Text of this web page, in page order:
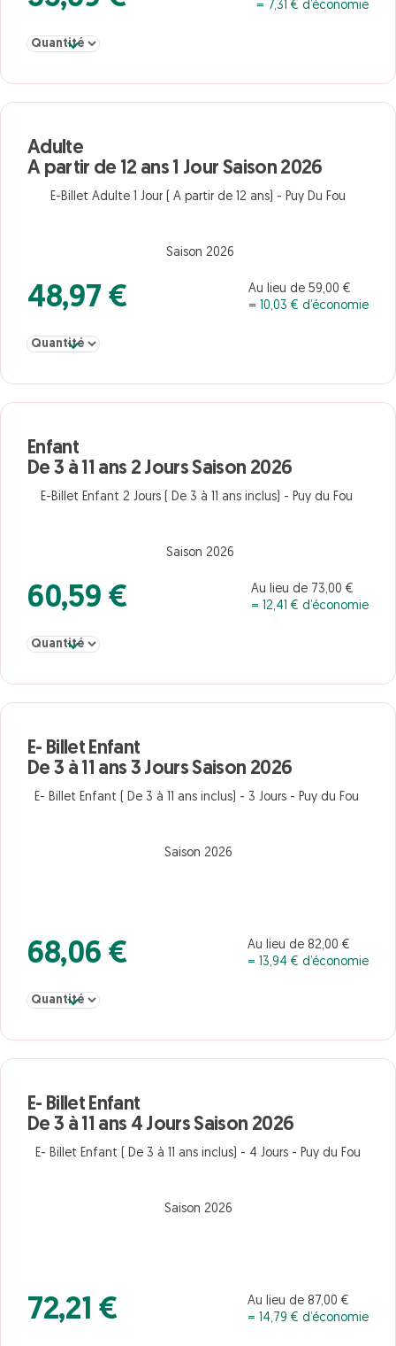
= 7,31 € d’économie
Sélectionner la quantité pour Enfant De 3 à 11 ans 1 Jour Saison
Adulte
A partir de 12 ans 1 Jour Saison 2026
E-Billet Adulte 1 Jour ( A partir de 12 ans) - Puy Du Fou
Saison 2026
48,97 €
Au lieu de 59,00 €
= 10,03 € d’économie
Sélectionner la quantité pour Adulte A partir de 12 ans 1 Jour
Enfant
De 3 à 11 ans 2 Jours Saison 2026
E-Billet Enfant 2 Jours ( De 3 à 11 ans inclus) - Puy du Fou
Saison 2026
60,59 €
Au lieu de 73,00 €
= 12,41 € d’économie
Sélectionner la quantité pour Enfant De 3 à 11 ans 2 Jours Saison
E- Billet Enfant
De 3 à 11 ans 3 Jours Saison 2026
E- Billet Enfant ( De 3 à 11 ans inclus) - 3 Jours - Puy du Fou
Saison 2026
68,06 €
Au lieu de 82,00 €
= 13,94 € d’économie
Sélectionner la quantité pour E- Billet Enfant De 3 à 11 ans 3 Jours
E- Billet Enfant
De 3 à 11 ans 4 Jours Saison 2026
E- Billet Enfant ( De 3 à 11 ans inclus) - 4 Jours - Puy du Fou
Saison 2026
72,21 €
Au lieu de 87,00 €
= 14,79 € d’économie